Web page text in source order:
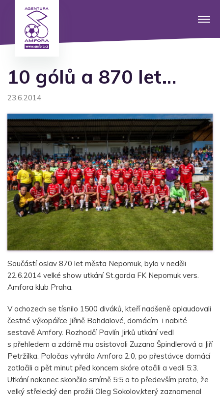
10 gólů a 870 let…
23.6.2014
Součástí oslav 870 let města Nepomuk, bylo v neděli
22.6.2014 velké show utkání St.garda FK Nepomuk vers.
Amfora klub Praha.
V ochozech se tísnilo 1500 diváků, kteří nadšeně aplaudovali
čestné výkopářce Jiřině Bohdalové, domácím i nabité
sestavě Amfory. Rozhodčí Pavlín Jirků utkání vedl
s přehledem a zdárně mu asistovali Zuzana Špindlerová a Jiří
Petržilka. Poločas vyhrála Amfora 2:0, po přestávce domácí
zatlačili a pět minut před koncem skóre otočili a vedli 5:3.
Utkání nakonec skončilo smírně 5:5 a to především proto, že
velký střelecký den prožili Oleg Sokolov,který zaznamenal